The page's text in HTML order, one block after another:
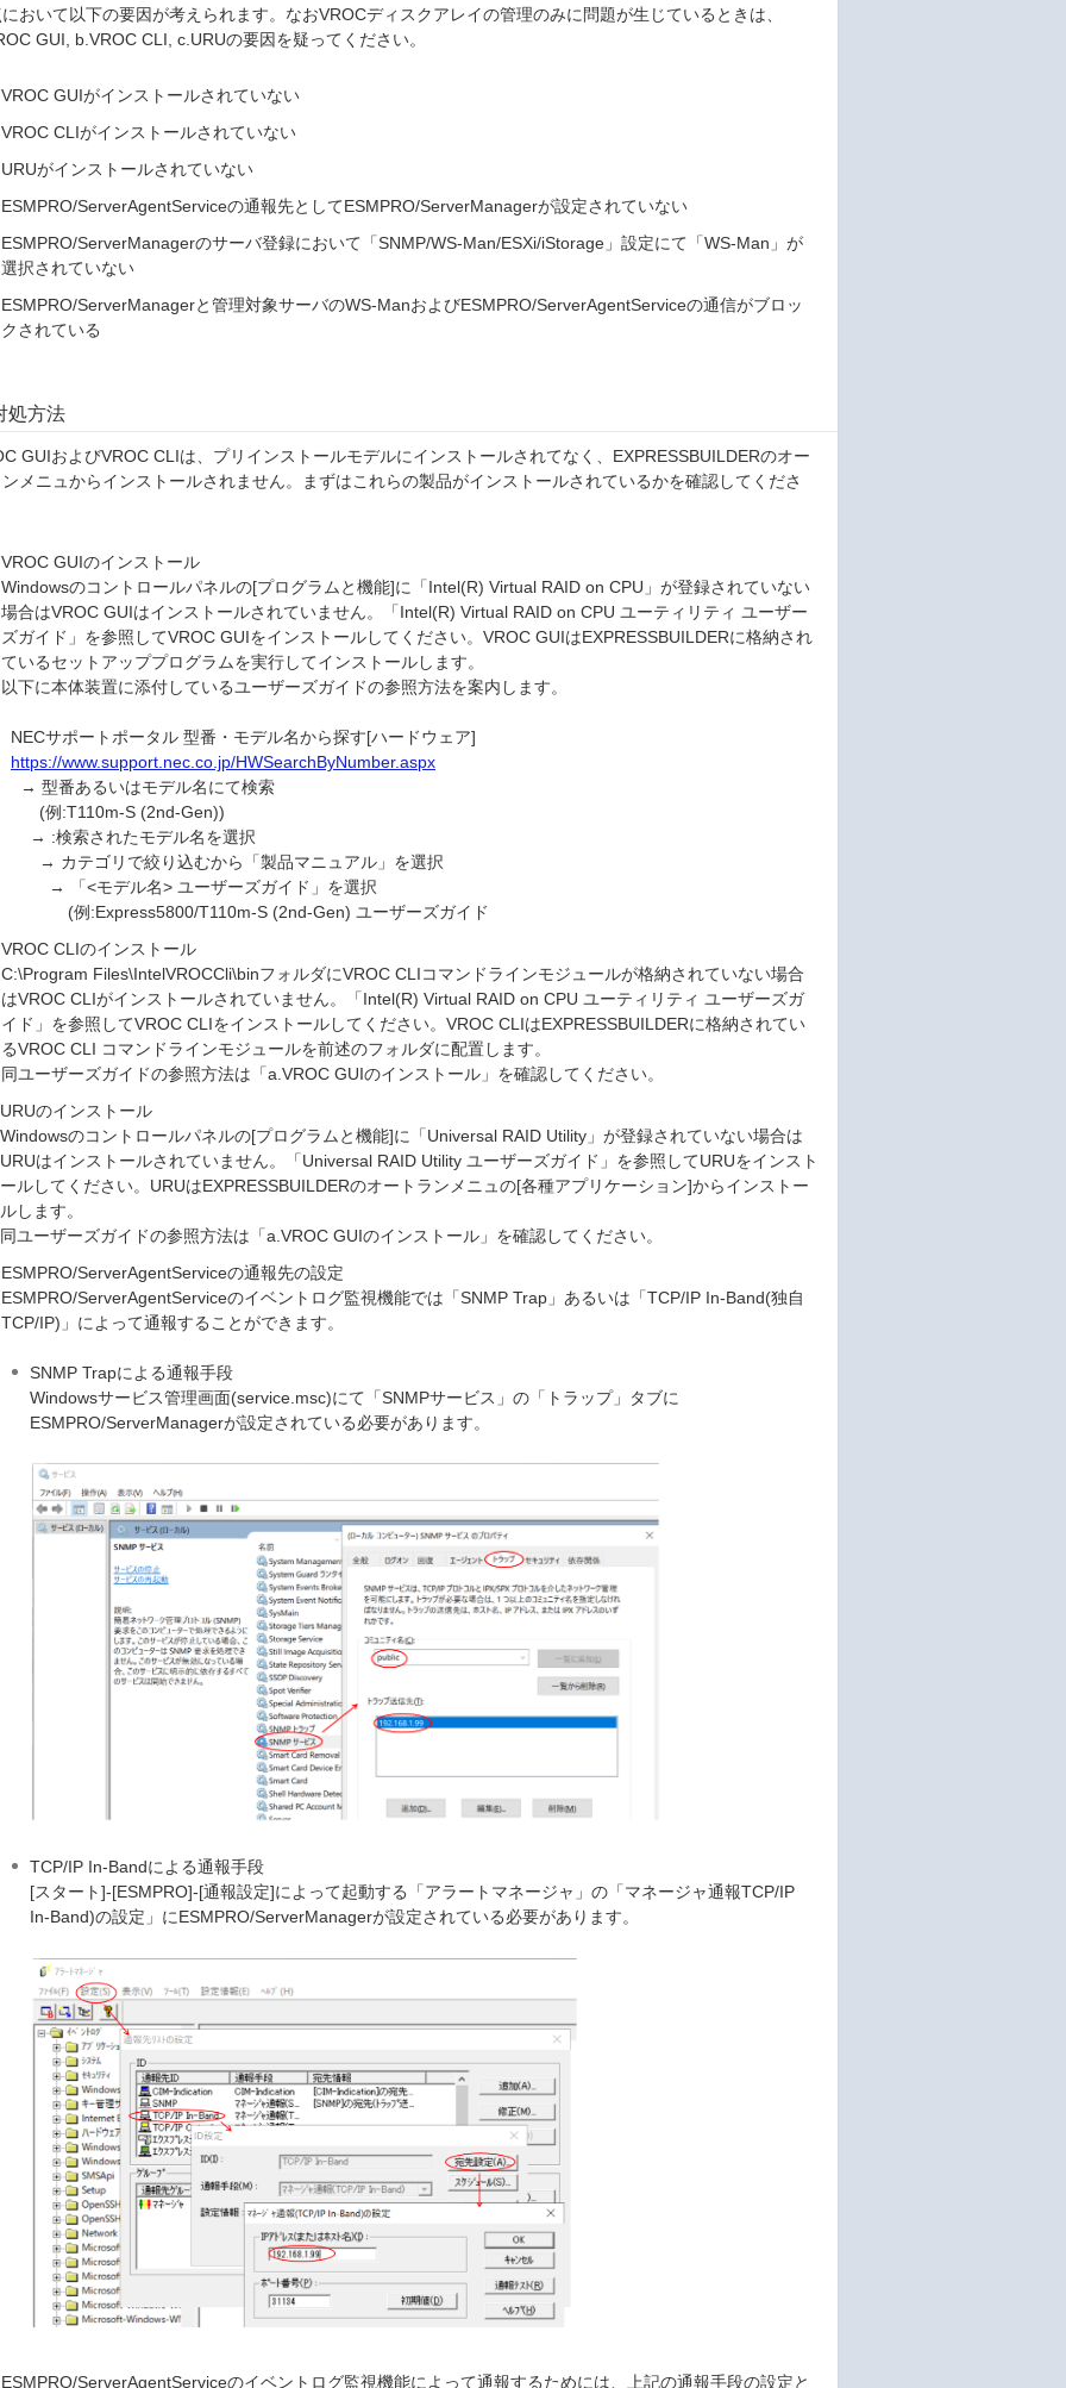
おいて以下の要因が考えられます。なおVROCディスクアレイの管理のみに問題が生じているときは、
GUI, b.VROC CLI, c.URUの要因を疑ってください。
VROC GUIがインストールされていない
VROC CLIがインストールされていない
URUがインストールされていない
ESMPRO/ServerAgentServiceの通報先としてESMPRO/ServerManagerが設定されていない
ESMPRO/ServerManagerのサーバ登録において「SNMP/WS-Man/ESXi/iStorage」設定にて「WS-Man」が
選択されていない
ESMPRO/ServerManagerと管理対象サーバのWS-ManおよびESMPRO/ServerAgentServiceの通信がブロッ
クされている
処方法
GUIおよびVROC CLIは、プリインストールモデルにインストールされてなく、EXPRESSBUILDERのオー
ンメニュからインストールされません。まずはこれらの製品がインストールされているかを確認してくださ
VROC GUIのインストール
Windowsのコントロールパネルの[プログラムと機能]に「Intel(R) Virtual RAID on CPU」が登録されていない
場合はVROC GUIはインストールされていません。「Intel(R) Virtual RAID on CPU ユーティリティ ユーザー
ズガイド」を参照してVROC GUIをインストールしてください。VROC GUIはEXPRESSBUILDERに格納され
ているセットアッププログラムを実行してインストールします。
以下に本体装置に添付しているユーザーズガイドの参照方法を案内します。
NECサポートポータル 型番・モデル名から探す[ハードウェア]
https://www.support.nec.co.jp/HWSearchByNumber.aspx
→ 型番あるいはモデル名にて検索
(例:T110m-S (2nd-Gen))
→ :検索されたモデル名を選択
→ カテゴリで絞り込むから「製品マニュアル」を選択
→ 「<モデル名> ユーザーズガイド」を選択
(例:Express5800/T110m-S (2nd-Gen) ユーザーズガイド
VROC CLIのインストール
C:\Program Files\IntelVROCCli\binフォルダにVROC CLIコマンドラインモジュールが格納されていない場合
はVROC CLIがインストールされていません。「Intel(R) Virtual RAID on CPU ユーティリティ ユーザーズガ
イド」を参照してVROC CLIをインストールしてください。VROC CLIはEXPRESSBUILDERに格納されてい
るVROC CLI コマンドラインモジュールを前述のフォルダに配置します。
同ユーザーズガイドの参照方法は「a.VROC GUIのインストール」を確認してください。
URUのインストール
Windowsのコントロールパネルの[プログラムと機能]に「Universal RAID Utility」が登録されていない場合は
URUはインストールされていません。「Universal RAID Utility ユーザーズガイド」を参照してURUをインスト
ールしてください。URUはEXPRESSBUILDERのオートランメニュの[各種アプリケーション]からインストー
ルします。
同ユーザーズガイドの参照方法は「a.VROC GUIのインストール」を確認してください。
ESMPRO/ServerAgentServiceの通報先の設定
ESMPRO/ServerAgentServiceのイベントログ監視機能では「SNMP Trap」あるいは「TCP/IP In-Band(独自
TCP/IP)」によって通報することができます。
SNMP Trapによる通報手段
Windowsサービス管理画面(service.msc)にて「SNMPサービス」の「トラップ」タブに
ESMPRO/ServerManagerが設定されている必要があります。
TCP/IP In-Bandによる通報手段
[スタート]-[ESMPRO]-[通報設定]によって起動する「アラートマネージャ」の「マネージャ通報TCP/IP
In-Band)の設定」にESMPRO/ServerManagerが設定されている必要があります。
ESMPRO/ServerAgentServiceのイベントログ監視機能によって通報するためには、上記の通報手段の設定と